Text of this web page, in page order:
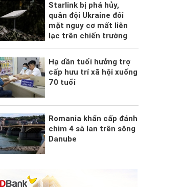
Starlink bị phá hủy,
quân đội Ukraine đối
mặt nguy cơ mất liên
lạc trên chiến trường
Hạ dần tuổi hưởng trợ
cấp hưu trí xã hội xuống
70 tuổi
Romania khẩn cấp đánh
chìm 4 sà lan trên sông
Danube